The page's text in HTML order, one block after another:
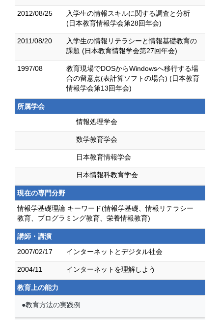
2012/08/25
入学生の情報スキルに関する調査と分析
(日本教育情報学会第28回年会)
2011/08/20
入学生の情報リテラシーと情報基礎教育の
課題 (日本教育情報学会第27回年会)
1997/08
教育現場でDOSからWindowsへ移行する場
合の留意点(表計算ソフトの場合) (日本教育
情報学会第13回年会)
所属学会
情報処理学会
数学教育学会
日本教育情報学会
日本情報科教育学会
現在の専門分野
情報学基礎理論 キーワード(情報学基礎、情報リテラシー
教育、プログラミング教育、栄養情報教育)
講師・講演
2007/02/17
インターネットとデジタル社会
2004/11 インターネットを理解しよう
教育上の能力
●教育方法の実践例